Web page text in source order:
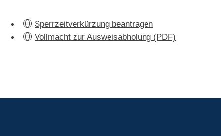
Sperrzeitverkürzung beantragen
Vollmacht zur Ausweisabholung (PDF)